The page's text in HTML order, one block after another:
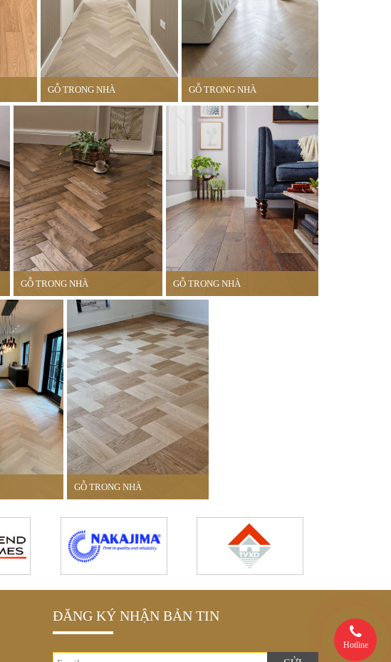
GỖ TRONG NHÀ GỖ TRONG NHÀ
GỖ TRONG NHÀ GỖ TRONG NHÀ
GỖ TRONG NHÀ
ĐĂNG KÝ NHẬN BẢN TIN
Hotline